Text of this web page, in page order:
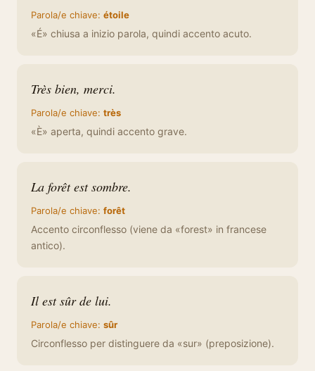
Parola/e chiave: étoile
«É» chiusa a inizio parola, quindi accento acuto.
Très bien, merci.
Parola/e chiave: très
«È» aperta, quindi accento grave.
La forêt est sombre.
Parola/e chiave: forêt
Accento circonflesso (viene da «forest» in francese
antico).
Il est sûr de lui.
Parola/e chiave: sûr
Circonflesso per distinguere da «sur» (preposizione).